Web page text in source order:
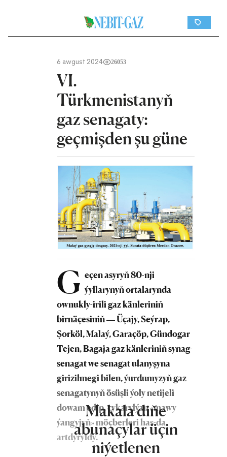
6 awgust 2024 26053
VI.
Türkmenistanyň
gaz senagaty:
geçmişden şu güne
G eçen asyryň 80-nji
ýyllarynyň ortalarynda
ownukly-irili gaz känleriniň
birnäçesiniň — Üçajy, Seýrap,
Şorköl, Malaý, Garaçöp, Gündogar
Tejen, Bagaja gaz känleriniň synag-
senagat we senagat ulanyşyna
girizilmegi bilen, ýurdumyzyň gaz
senagatynyň ösüşli ýoly netijeli
dowam edip, çykarylýan «mawy
ýangyjyň» möçberleri has-da
artdyryldy.
Makala diňe
abunaçylar üçin
niýetlenen